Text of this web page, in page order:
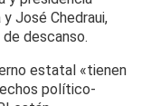
José Chedraui,
descanso.
estatal «tienen
político-